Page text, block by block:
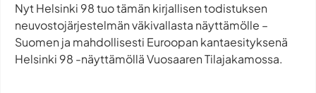
Nyt Helsinki 98 tuo tämän kirjallisen todistuksen
neuvostojärjestelmän väkivallasta näyttämölle –
Suomen ja mahdollisesti Euroopan kantaesityksenä
Helsinki 98 -näyttämöllä Vuosaaren Tilajakamossa.